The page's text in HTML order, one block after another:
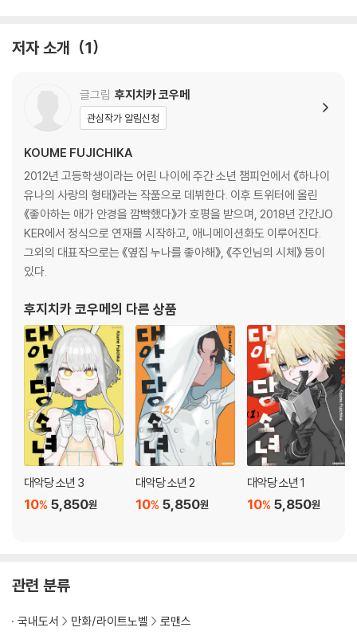
저자 소개 1
글그림 후지치카 코우메
관심작가 알림신청
KOUME FUJICHIKA
2012년 고등학생이라는 어린 나이에 주간 소년 챔피언에서 《하나이
유나의 사랑의 형태》라는 작품으로 데뷔한다. 이후 트위터에 올린
《좋아하는 애가 안경을 깜빡했다》가 호평을 받으며, 2018년 간간JO
KER에서 정식으로 연재를 시작하고, 애니메이션화도 이루어진다.
그외의 대표작으로는 《옆집 누나를 좋아해》, 《주인님의 시체》 등이
있다.
후지치카 코우메의 다른 상품
대악당 소년 3
5,850원
10%
대악당 소년 2
5,850원
10%
대악당 소년 1
5,850원
10%
관련 분류
국내도서 만화/라이트노벨 로맨스